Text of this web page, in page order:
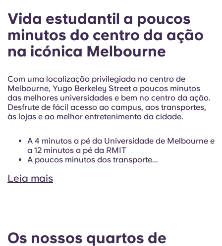
Vida estudantil a poucos
minutos do centro da ação
na icónica Melbourne
Com uma localização privilegiada no centro de
Melbourne, Yugo Berkeley Street a poucos minutos
das melhores universidades e bem no centro da ação.
Desfrute de fácil acesso ao campus, aos transportes,
às lojas e ao melhor entretenimento da cidade.
A 4 minutos a pé da Universidade de Melbourne e
a 12 minutos a pé da RMIT
A poucos minutos dos transporte...
Leia mais
Os nossos quartos de